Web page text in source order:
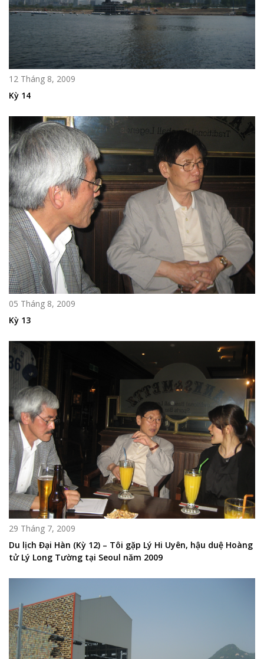
12 Tháng 8, 2009
Kỳ 14
05 Tháng 8, 2009
Kỳ 13
29 Tháng 7, 2009
Du lịch Đại Hàn (Kỳ 12) – Tôi gặp Lý Hi Uyên, hậu duệ Hoàng
tử Lý Long Tường tại Seoul năm 2009